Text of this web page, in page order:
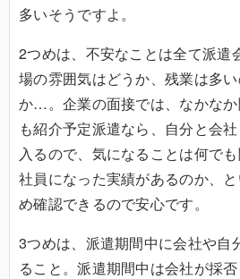
多いそうですよ。
2つめは、不安なことは全て派遣
場の雰囲気はどうか、残業は多
か…。企業の面接では、なかな
も紹介予定派遣なら、自分と会
入るので、気になることは何で
社員になった実績があるのか、
め確認できるので安心です。
3つめは、派遣期間中に会社や自
ること。派遣期間中は会社が採